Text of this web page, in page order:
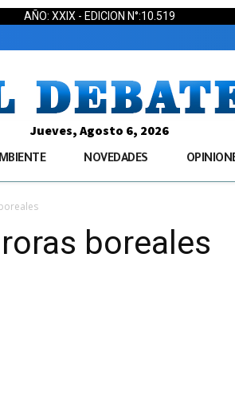
AÑO: XXIX - EDICION N°:10.519
Jueves, Agosto 6, 2026
NOVEDADES
boreales